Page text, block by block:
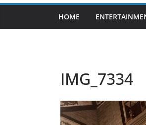
HOME
IMG_7334